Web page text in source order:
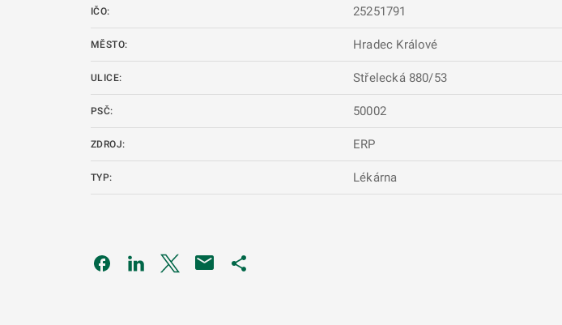
IČO: 25251791
MĚSTO: Hradec Králové
ULICE: Střelecká 880/53
PSČ: 50002
ZDROJ: ERP
TYP: Lékárna
Odkaz se otevře na nové kartě
Odkaz se otevře na nové kartě
Odkaz se otevře na nové kartě